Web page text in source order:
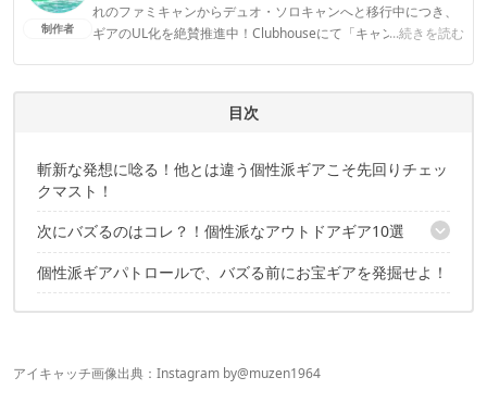
制作者
れのファミキャンからデュオ・ソロキャンへと移行中につき、
ギアのUL化を絶賛推進中！Clubhouseにて「キャンパーさんよ
...続きを読む
TOMOKO YAMADAのプロフィール
目次
斬新な発想に唸る！他とは違う個性派ギアこそ先回りチェッ
クマスト！
次にバズるのはコレ？！個性派なアウトドアギア10選
その1. スタイリッシュかつ夏キャンプに最適！MEDIK「吊り下げ
その3. 炊飯器に革命を持たらす？！「合金羽釜 釜人
個性派ギアパトロールで、バズる前にお宝ギアを発掘せよ！
アイキャッチ画像出典：Instagram by@muzen1964